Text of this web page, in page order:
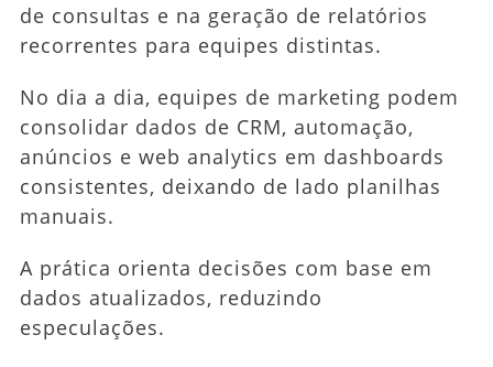
de consultas e na geração de relatórios
recorrentes para equipes distintas.
No dia a dia, equipes de marketing podem
consolidar dados de CRM, automação,
anúncios e web analytics em dashboards
consistentes, deixando de lado planilhas
manuais.
A prática orienta decisões com base em
dados atualizados, reduzindo
especulações.